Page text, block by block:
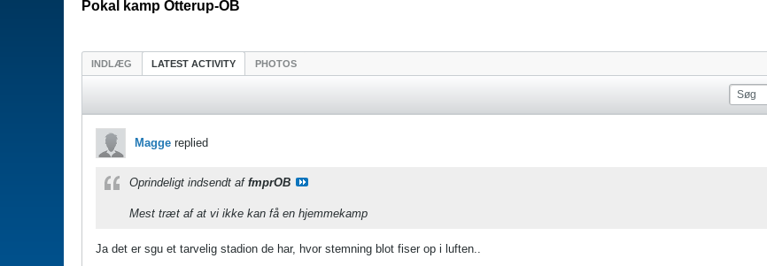
Pokal kamp Otterup-OB
INDLÆG LATEST ACTIVITY PHOTOS
Magge replied
Oprindeligt indsendt af fmprOB
Mest træt af at vi ikke kan få en hjemmekamp
Ja det er sgu et tarvelig stadion de har, hvor stemning blot fiser op i luften..